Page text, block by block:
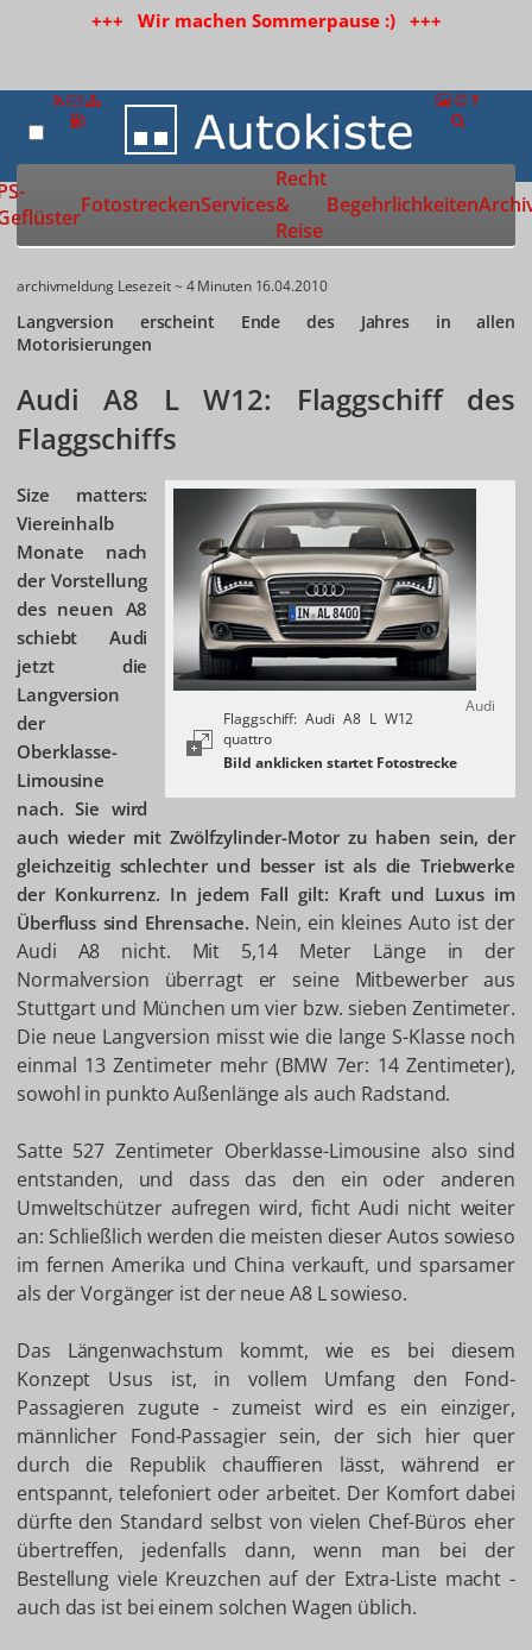
+++ Wir machen Sommerpause :) +++
Zur Startseite
FotostreckenServices
Recht
&
Reise
Begehrlichkeiten
archivmeldung Lesezeit ~ 4 Minuten 16.04.2010
Langversion erscheint Ende des Jahres in allen
Motorisierungen
Audi A8 L W12: Flaggschiff des
Flaggschiffs
Audi
Flaggschiff: Audi A8 L W12
quattro
Size matters:
Viereinhalb
Monate nach
der Vorstellung
des neuen A8
schiebt Audi
jetzt die
Langversion
der
Oberklasse-
Limousine
nach. Sie wird
auch wieder mit Zwölfzylinder-Motor zu haben sein, der
gleichzeitig schlechter und besser ist als die Triebwerke
der Konkurrenz. In jedem Fall gilt: Kraft und Luxus im
Überfluss sind Ehrensache. Nein, ein kleines Auto ist der
Audi A8 nicht. Mit 5,14 Meter Länge in der
Normalversion überragt er seine Mitbewerber aus
Stuttgart und München um vier bzw. sieben Zentimeter.
Die neue Langversion misst wie die lange S-Klasse noch
einmal 13 Zentimeter mehr (BMW 7er: 14 Zentimeter),
sowohl in punkto Außenlänge als auch Radstand.
Satte 527 Zentimeter Oberklasse-Limousine also sind
entstanden, und dass das den ein oder anderen
Umweltschützer aufregen wird, ficht Audi nicht weiter
an: Schließlich werden die meisten dieser Autos sowieso
im fernen Amerika und China verkauft, und sparsamer
als der Vorgänger ist der neue A8 L sowieso.
Das Längenwachstum kommt, wie es bei diesem
Konzept Usus ist, in vollem Umfang den Fond-
Passagieren zugute - zumeist wird es ein einziger,
männlicher Fond-Passagier sein, der sich hier quer
durch die Republik chauffieren lässt, während er
entspannt, telefoniert oder arbeitet. Der Komfort dabei
dürfte den Standard selbst von vielen Chef-Büros eher
übertreffen, jedenfalls dann, wenn man bei der
Bestellung viele Kreuzchen auf der Extra-Liste macht -
auch das ist bei einem solchen Wagen üblich.